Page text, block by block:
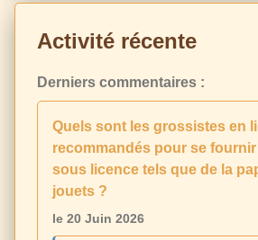
Activité récente
Derniers commentaires :
Quels sont les grossistes en
recommandés pour se
sous licence tels que de la
jouets ?
le 20 Juin 2026